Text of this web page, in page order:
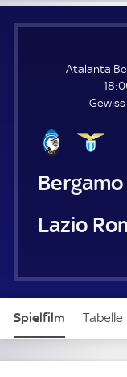
Atalanta
Atalanta
Lazio
Spielfilm Tabelle
Live